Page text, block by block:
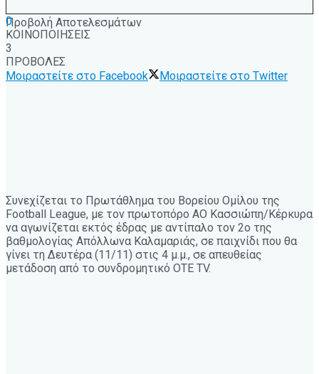
Προβολή Αποτελεσμάτων
0
ΚΟΙΝΟΠΟΙΗΣΕΙΣ
3
ΠΡΟΒΟΛΕΣ
Μοιραστείτε στο Facebook
Μοιραστείτε στο Twitter
Συνεχίζεται το Πρωτάθλημα του Βορείου Ομίλου της
Football League, με τον πρωτοπόρο ΑΟ Κασσιώπη/Κέρκυρα
να αγωνίζεται εκτός έδρας με αντίπαλο τον 2ο της
βαθμολογίας Απόλλωνα Καλαμαριάς, σε παιχνίδι που θα
γίνει τη Δευτέρα (11/11) στις 4 μ.μ., σε απευθείας
μετάδοση από το συνδρομητικό OTE TV.